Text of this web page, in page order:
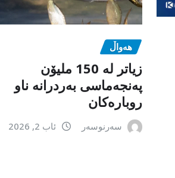
هەواڵ
زیاتر لە 150 ملیۆن
پەنجەماسی بەردرانە ناو
روبارەکان
سەرنوسەر ئاب 2, 2026